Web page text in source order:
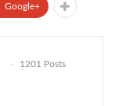
Google+
1201 Posts